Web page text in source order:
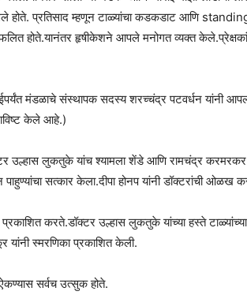
होते. प्रतिसाद म्हणून टाळ्यांचा कडकडाट आणि
फलित होते.यानंतर हृषीकेशने आपले मनोगत व्यक्त
मंडळाचे संस्थापक सदस्य शरच्चंद्र पटवर्धन यांनी
केले आहे.)
उल्हास लुकतुके यांच श्यामला शेंडे आणि रामचंद्र
सत्कार केला.दीपा होनप यांनी डॉक्टरांची ओळख
प्रकाशित करते.डॉक्टर उल्हास लुकतुके यांच्या हस्ते
यांनी स्मरणिका प्रकाशित केली.
सर्वच उत्सुक होते.